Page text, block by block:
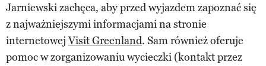
Jarniewski zachęca, aby przed wyjazdem zapoznać się
z najważniejszymi informacjami na stronie
internetowejVisit Greenland. Sam również oferuje
pomoc w zorganizowaniu wycieczki (kontakt przez